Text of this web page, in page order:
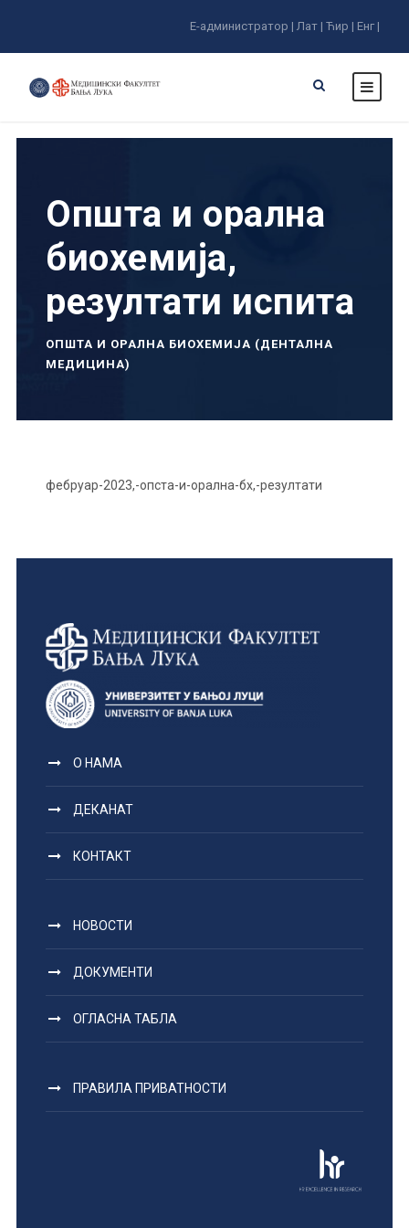
Е-администратор | Лат | Ћир | Енг |
Општа и орална
биохемија,
резултати испита
ОПШТА И ОРАЛНА БИОХЕМИЈА (ДЕНТАЛНА
МЕДИЦИНА)
фебруар-2023,-опста-и-орална-бх,-резултати
О НАМА
ДЕКАНАТ
КОНТАКТ
НОВОСТИ
ДОКУМЕНТИ
ОГЛАСНА ТАБЛА
ПРАВИЛА ПРИВАТНОСТИ